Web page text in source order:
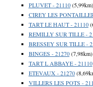
PLUVET - 21110(5,99km)
CIREY LES
TART LE HAUT - 21110
REMILLY SUR TILLE -
BRESSEY SUR TILLE -
BINGES - 21270(7,98km)
TART L ABBAYE - 21110
ETEVAUX - 21270
VILLERS LES POTS -